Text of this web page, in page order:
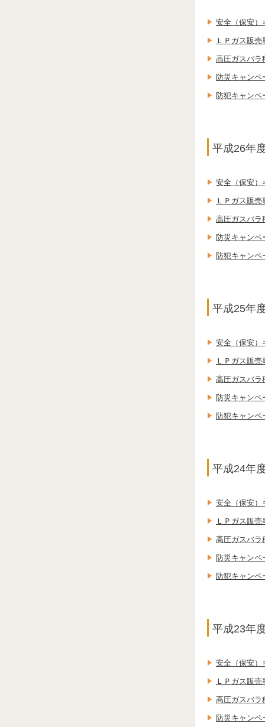
安全（保安）
ＬＰガス販
高圧ガスバラ
防災キャンペ
防犯キャンペ
平成26年
安全（保安）
ＬＰガス販
高圧ガスバラ
防災キャンペ
防犯キャンペ
平成25年
安全（保安）
ＬＰガス販
高圧ガスバラ
防災キャンペ
防犯キャンペ
平成24年
安全（保安）
ＬＰガス販
高圧ガスバラ
防災キャンペ
防犯キャンペ
平成23年
安全（保安）
ＬＰガス販
高圧ガスバラ
防災キャンペ